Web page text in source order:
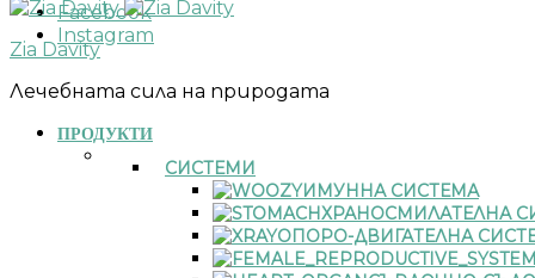
Facebook
Instagram
Zia Davity
Лечебната сила на природата
ПРОДУКТИ
СИСТЕМИ
ИМУННА СИСТЕМА
ХРАНОСМИЛАТЕЛНА
ОПОРО-ДВИГАТЕЛНА